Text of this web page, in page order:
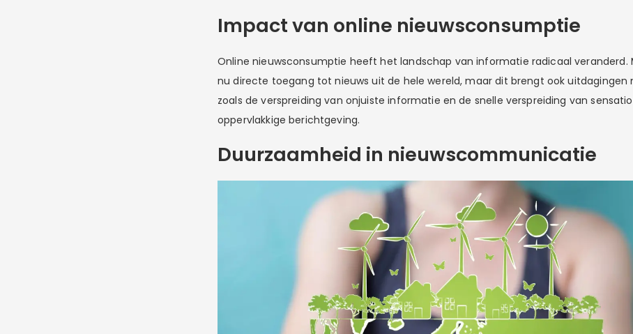
Impact van online nieuwsconsumptie
Online nieuwsconsumptie heeft het landschap van informatie radicaal veranderd.
nu directe toegang tot nieuws uit de hele wereld, maar dit brengt ook uitdagingen
zoals de verspreiding van onjuiste informatie en de snelle verspreiding van
oppervlakkige berichtgeving.
Duurzaamheid in nieuwscommunicatie